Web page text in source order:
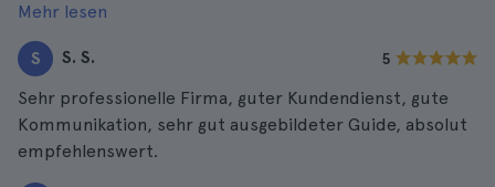
haben. Zum Ende hin für meinen Geschmack etwas zu
viel Vekaufsshow: Jade-Fabrik, Teehaus und das letzte
habe ich tatsächlich schon wieder vergessen.
Mittagessen so lala.
Mehr lesen
S S. S. 5
Sehr professionelle Firma, guter Kundendienst, gute
Kommunikation, sehr gut ausgebildeter Guide, absolut
empfehlenswert.